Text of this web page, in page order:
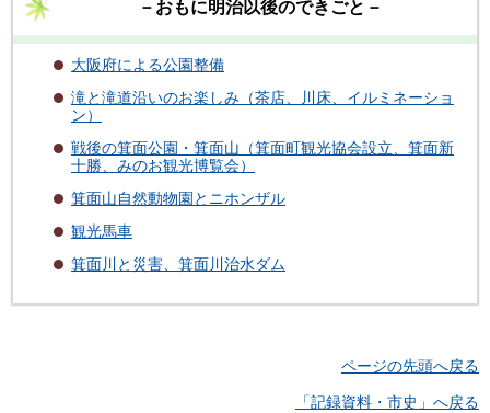
－おもに明治以後のできごと－
大阪府による公園整備
滝と滝道沿いのお楽しみ（茶店、川床、イルミネーショ
ン）
戦後の箕面公園・箕面山（箕面町観光協会設立、箕面新
十勝、みのお観光博覧会）
箕面山自然動物園とニホンザル
観光馬車
箕面川と災害、箕面川治水ダム
ページの先頭へ戻る
「記録資料・市史」へ戻る